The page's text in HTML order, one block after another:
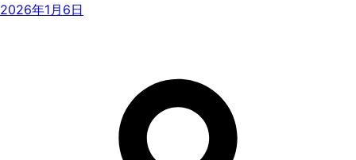
2026年1月6日